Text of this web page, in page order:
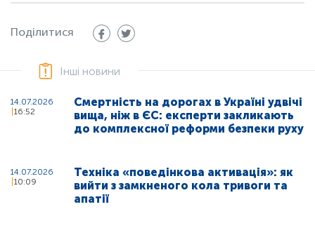
Поділитися
Інші новини
14.07.2026
16:52
Смертність на дорогах в Україні удвічі
вища, ніж в ЄС: експерти закликають
до комплексної реформи безпеки руху
14.07.2026
10:09
Техніка «поведінкова активація»: як
вийти з замкненого кола тривоги та
апатії